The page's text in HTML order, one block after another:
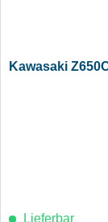
Kawasaki
Lieferbar